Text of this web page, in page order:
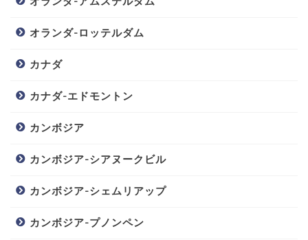
オランダ-ロッテルダム
カナダ
カナダ-エドモントン
カンボジア
カンボジア-シアヌークビル
カンボジア-シェムリアップ
カンボジア-プノンペン